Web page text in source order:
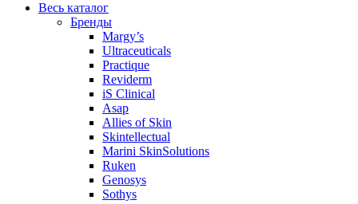
Весь каталог
Бренды
Margy’s
Ultraceuticals
Practique
Reviderm
iS Clinical
Asap
Allies of Skin
Skintellectual
Marini SkinSolutions
Ruken
Genosys
Sothys